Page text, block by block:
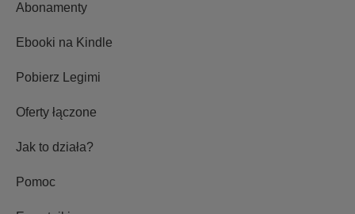
Abonamenty
Ebooki na Kindle
Pobierz Legimi
Oferty łączone
Jak to działa?
Pomoc